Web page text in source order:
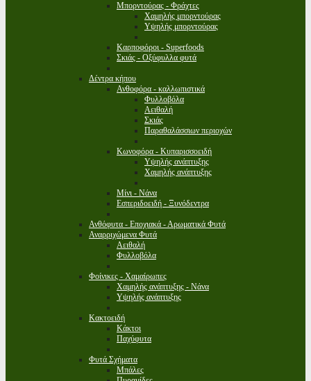
Μπορντούρας - Φράχτες
Χαμηλής μπορντούρας
Υψηλής μπορντούρας
Καρποφόροι - Superfoods
Σκιάς - Οξύφυλλα φυτά
Δέντρα κήπου
Ανθοφόρα - καλλωπιστικά
Φυλλοβόλα
Αειθαλή
Σκιάς
Παραθαλάσσιων περιοχών
Κωνοφόρα - Κυπαρισσοειδή
Υψηλής ανάπτυξης
Χαμηλής ανάπτυξης
Μίνι - Νάνα
Εσπεριδοειδή - Ξυνόδεντρα
Ανθόφυτα - Εποχιακά - Αρωματικά Φυτά
Αναρριχώμενα Φυτά
Αειθαλή
Φυλλοβόλα
Φοίνικες - Χαμαίρωπες
Χαμηλής ανάπτυξης - Νάνα
Υψηλής ανάπτυξης
Κακτοειδή
Κάκτοι
Παχύφυτα
Φυτά Σχήματα
Μπάλες